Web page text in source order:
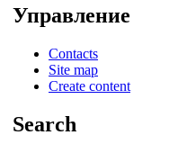
Управление
Contacts
Site map
Create content
Search